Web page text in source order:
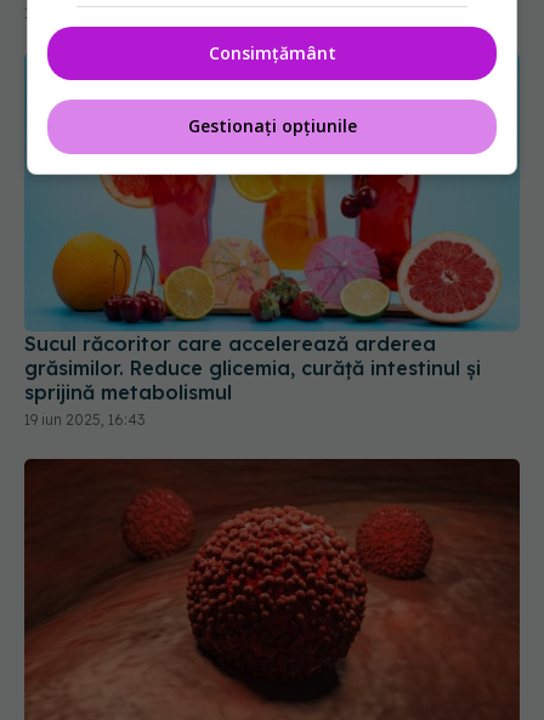
10 mai 2025, 14:18
Sucul răcoritor care accelerează arderea
grăsimilor. Reduce glicemia, curăță intestinul și
sprijină metabolismul
19 iun 2025, 16:43
Consimțământ
Gestionați opțiunile